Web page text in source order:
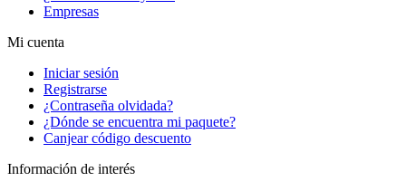
Empresas
Mi cuenta
Iniciar sesión
Registrarse
¿Contraseña olvidada?
¿Dónde se encuentra mi paquete?
Canjear código descuento
Información de interés